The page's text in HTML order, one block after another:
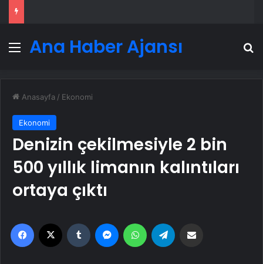
Menü
Ana Haber Ajansı
Anasayfa / Ekonomi
Ekonomi
Denizin çekilmesiyle 2 bin
500 yıllık limanın kalıntıları
ortaya çıktı
Facebook Tumblr MessengerWhatsApp